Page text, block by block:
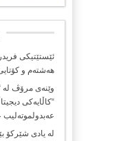
ئێستێتیکی
هەشتەم و
وێنەی مرۆڤ لە
“کاڵایەکی
عەبدولموتەلیب
لە یادی شێرکۆ